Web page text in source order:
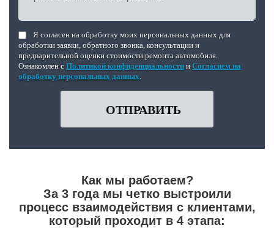
Я согласен на обработку моих персональных данных для
обработки заявки, обратного звонка, консультации и
предварительной оценки стоимости ремонта автомобиля.
Ознакомлен с Политикой конфиденциальности и Согласием на
обработку персональных данных.
ОТПРАВИТЬ
Как мы работаем?
За 3 года мы четко выстроили
процесс взаимодействия с клиентами,
который проходит в 4 этапа: